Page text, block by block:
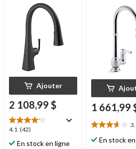
Ajouter
2 108,99 $
4.1 (42)
4.1
étoile(s)
En stock en ligne
extractible
po,
fonctions,
1 661,99
3.6
étoile(s)
En stock